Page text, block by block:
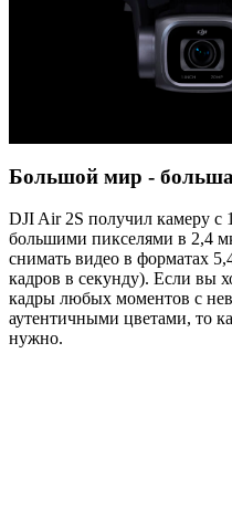
Большой мир -
DJI Air 2S получил камеру
большими пикселями в 2,4
снимать видео в форматах
кадров в секунду). Если вы
кадры любых моментов с
аутентичными цветами, то
нужно.